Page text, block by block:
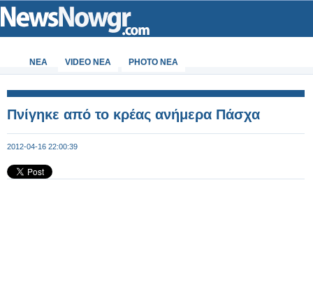
ΝΕΑ VIDEO NEA PHOTO NEA
Πνίγηκε από το κρέας ανήμερα Πάσχα
2012-04-16 22:00:39